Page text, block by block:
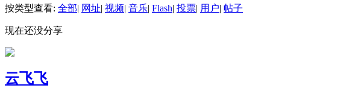
按类型查看: 全部| 网址| 视频| 音乐| Flash| 投票| 用户| 帖子
现在还没分享
云飞飞